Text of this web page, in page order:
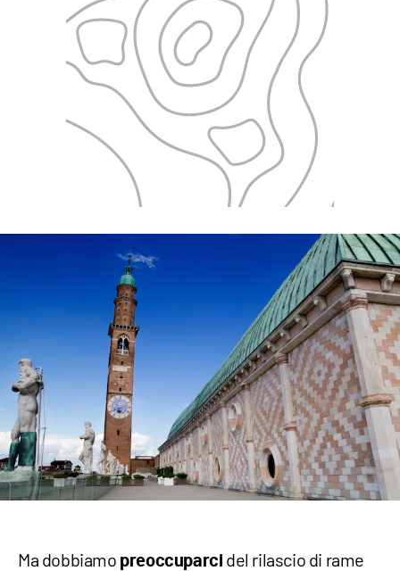
Ma dobbiamo preoccuparci del rilascio di rame